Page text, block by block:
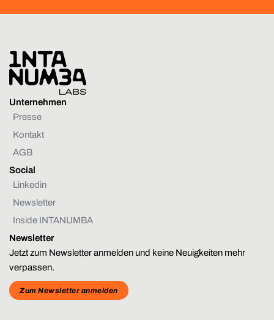
Unternehmen
Presse
Kontakt
AGB
Social
Linkedin
Newsletter
Inside INTANUMBA
Newsletter
Jetzt zum Newsletter anmelden und keine Neuigkeiten mehr
verpassen.
Zum Newsletter anmelden